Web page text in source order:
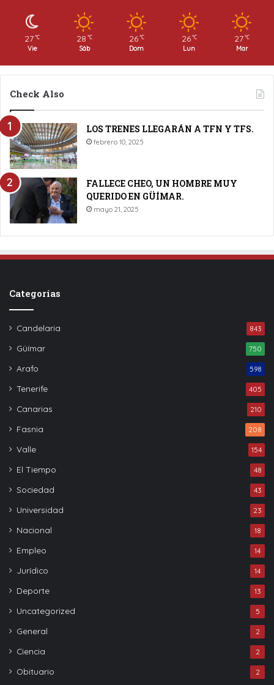
27 ℃
Vie
28 ℃
Sáb
26 ℃
Dom
26 ℃
Lun
27 ℃
Mar
Check Also
LOS TRENES LLEGARÁN A TFN Y TFS.
febrero 10, 2025
FALLECE CHEO, UN HOMBRE MUY
QUERIDO EN GÜÍMAR.
mayo 21, 2025
Categorías
Candelaria 843
Güímar 750
Arafo 598
Tenerife 405
Canarias 210
Fasnia 208
Valle 154
El Tiempo 48
Sociedad 43
Universidad 23
Nacional 18
Empleo 14
Jurídico 14
Deporte 13
Uncategorized 5
General 2
Ciencia 2
Obituario 2